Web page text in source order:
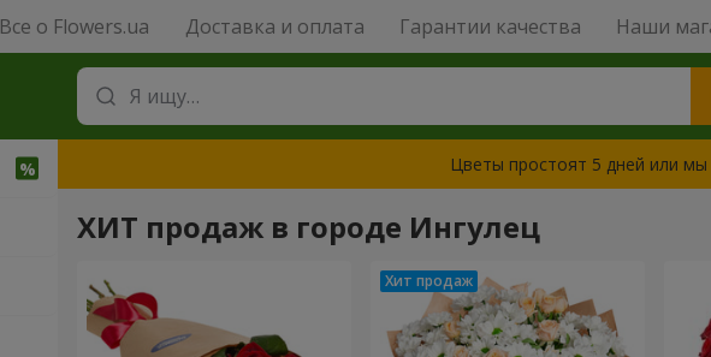
Все о Flowers.ua Доставка и оплата Гарантии качества Наши
Цветы простоят 5 дней или мы
ХИТ продаж в городе Ингулец